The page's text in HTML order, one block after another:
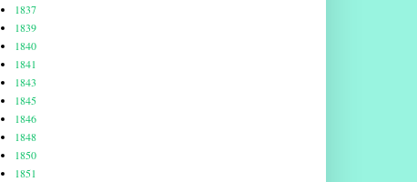
1837
1839
1840
1841
1843
1845
1846
1848
1850
1851